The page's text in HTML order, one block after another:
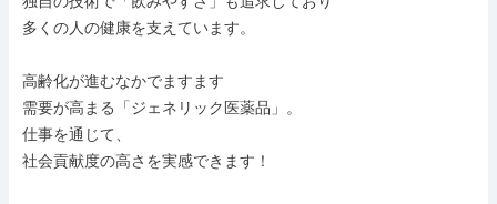
多くの人の健康を支えています。
高齢化が進むなかでますます
需要が高まる「ジェネリック医薬品」。
仕事を通じて、
社会貢献度の高さを実感できます！